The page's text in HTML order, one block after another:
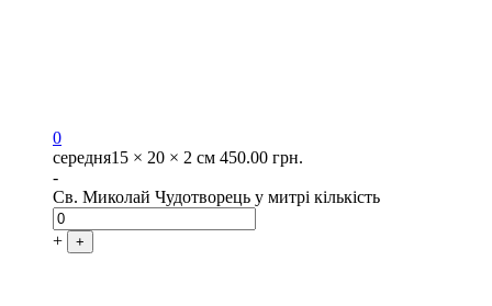
0
середня15 × 20 × 2 см 450.00 грн.
-
Св. Миколай Чудотворець у митрі кількість
+ +